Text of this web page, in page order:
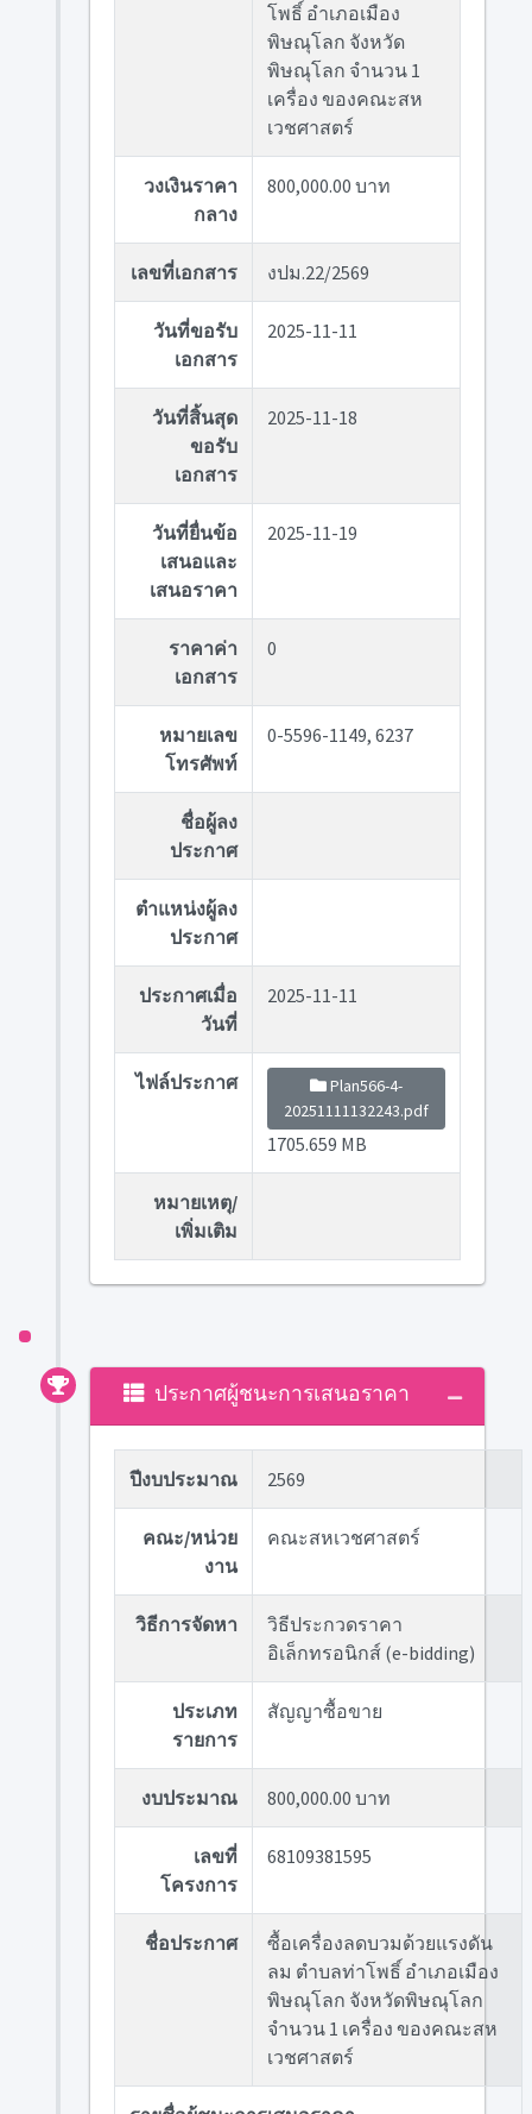
โพธิ์ อำเภอเมือง
พิษณุโลก จังหวัด
พิษณุโลก จำนวน 1
เครื่อง ของคณะสห
เวชศาสตร์
วงเงินราคา
กลาง
800,000.00 บาท
เลขที่เอกสาร งปม.22/2569
วันที่ขอรับ
เอกสาร
2025-11-11
วันที่สิ้นสุด
ขอรับ
เอกสาร
2025-11-18
วันที่ยื่นข้อ
เสนอและ
เสนอราคา
2025-11-19
ราคาค่า
เอกสาร
0
หมายเลข
โทรศัพท์
0-5596-1149, 6237
ชื่อผู้ลง
ประกาศ
ตำแหน่งผู้ลง
ประกาศ
ประกาศเมื่อ
วันที่
2025-11-11
ไฟล์ประกาศ
Plan566-4-
20251111132243.pdf
1705.659 MB
หมายเหตุ/
เพิ่มเติม
ประกาศผู้ชนะการเสนอราคา
ปีงบประมาณ 2569
คณะ/หน่วย
งาน
คณะสหเวชศาสตร์
วิธีการจัดหา
วิธีประกวดราคา
อิเล็กทรอนิกส์ (e-bidding)
ประเภท
รายการ
สัญญาซื้อขาย
งบประมาณ 800,000.00 บาท
เลขที่
โครงการ
68109381595
ชื่อประกาศ
ซื้อเครื่องลดบวมด้วยแรงดัน
ลม ตำบลท่าโพธิ์ อำเภอเมือง
พิษณุโลก จังหวัดพิษณุโลก
จำนวน 1 เครื่อง ของคณะสห
เวชศาสตร์